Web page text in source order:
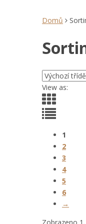
Domů
View as:
1
2
3
4
5
6
→